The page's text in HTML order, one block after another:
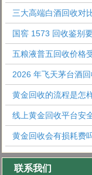
三大高端白酒回收对
国窖 1573 回收鉴别
五粮液普五回收价格
2026 年飞天茅台酒
黄金回收的流程是怎
线上黄金回收平台安
黄金回收会有损耗费
联系我们